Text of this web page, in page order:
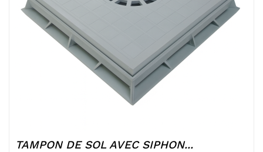
TAMPON DE SOL AVEC SIPHON...